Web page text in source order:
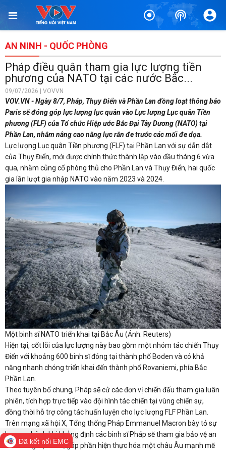
AN NINH - QUỐC PHÒNG
Pháp điều quân tham gia lực lượng tiền
phương của NATO tại các nước Bắc...
09/07/2026 | VOVVN
VOV.VN - Ngày 8/7, Pháp, Thụy Điển và Phần Lan đồng loạt thông báo
Paris sẽ đóng góp lực lượng lục quân vào Lực lượng Lục quân Tiền
phương (FLF) của Tổ chức Hiệp ước Bắc Đại Tây Dương (NATO) tại
Phần Lan, nhằm nâng cao năng lực răn đe trước các mối đe dọa.
Lực lượng Lục quân Tiền phương (FLF) tại Phần Lan với sự dẫn dắt
của Thụy Điển, mới được chính thức thành lập vào đầu tháng 6 vừa
qua, nhằm củng cố phòng thủ cho Phần Lan và Thụy Điển, hai quốc
gia lần lượt gia nhập NATO vào năm 2023 và 2024.
Một binh sĩ NATO triển khai tại Bắc Âu (Ảnh: Reuters)
Hiện tại, cốt lõi của lực lượng này bao gồm một nhóm tác chiến Thụy
Điển với khoảng 600 binh sĩ đóng tại thành phố Boden và có khả
năng nhanh chóng triển khai đến thành phố Rovaniemi, phía Bắc
Phần Lan.
Theo tuyên bố chung, Pháp sẽ cử các đơn vị chiến đấu tham gia luân
phiên, tích hợp trực tiếp vào đội hình tác chiến tại vùng chiến sự,
đồng thời hỗ trợ công tác huấn luyện cho lực lượng FLF Phần Lan.
Trên mạng xã hội X, Tổng thống Pháp Emmanuel Macron bày tỏ sự
hoan nghênh khi khẳng định các binh sĩ Pháp sẽ tham gia bảo vệ an
ninh vùng Cận Bắc, góp phần hiện thực hóa một châu Âu mạnh mẽ
Đã kết nối EMC